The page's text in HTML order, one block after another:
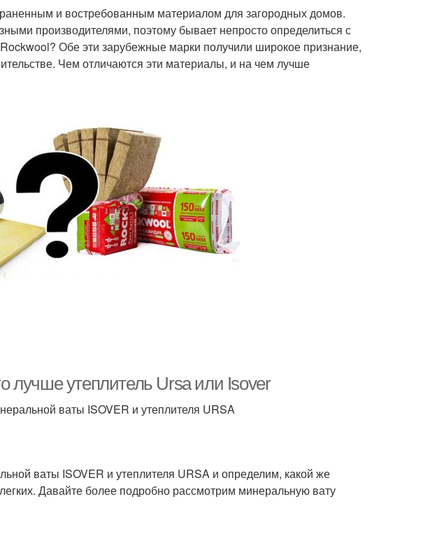
и востребованным материалом для загородных домов.
производителями, поэтому бывает непросто определиться с
Обе эти зарубежные марки получили широкое признание,
Чем отличаются эти материалы, и на чем лучше
лучше утеплитель Ursa или Isover
ваты ISOVER и утеплителя URSA
ваты ISOVER и утеплителя URSA и определим, какой же
Давайте более подробно рассмотрим минеральную вату